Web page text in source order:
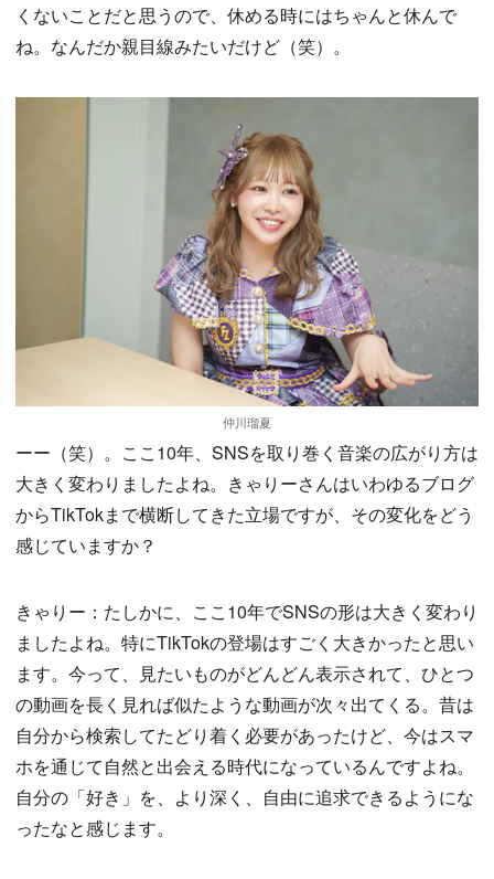
くないことだと思うので、休める時にはちゃんと休んで
ね。なんだか親目線みたいだけど（笑）。
仲川瑠夏
ーー（笑）。ここ10年、SNSを取り巻く音楽の広がり方は
大きく変わりましたよね。きゃりーさんはいわゆるブログ
からTikTokまで横断してきた立場ですが、その変化をどう
感じていますか？
きゃりー：たしかに、ここ10年でSNSの形は大きく変わり
ましたよね。特にTikTokの登場はすごく大きかったと思い
ます。今って、見たいものがどんどん表示されて、ひとつ
の動画を長く見れば似たような動画が次々出てくる。昔は
自分から検索してたどり着く必要があったけど、今はスマ
ホを通じて自然と出会える時代になっているんですよね。
自分の「好き」を、より深く、自由に追求できるようにな
ったなと感じます。